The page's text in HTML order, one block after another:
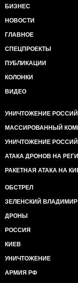
БИЗНЕС
НОВОСТИ
ГЛАВНОЕ
СПЕЦПРОЕКТЫ
ПУБЛИКАЦИИ
КОЛОНКИ
ВИДЕО
УНИЧТОЖЕНИЕ
МАССИРОВАННЫЙ
УНИЧТОЖЕНИЕ
АТАКА ДРОНОВ НА
РАКЕТНАЯ АТАКА НА
ОБСТРЕЛ
ЗЕЛЕНСКИЙ ВЛАДИМИР
ДРОНЫ
РОССИЯ
КИЕВ
УНИЧТОЖЕНИЕ
АРМИЯ РФ